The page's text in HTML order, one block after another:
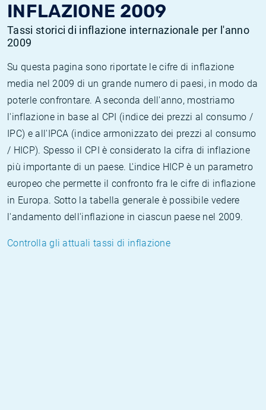
INFLAZIONE 2009
Tassi storici di inflazione internazionale per l'anno
2009
Su questa pagina sono riportate le cifre di inflazione
media nel 2009 di un grande numero di paesi, in modo da
poterle confrontare. A seconda dell'anno, mostriamo
l'inflazione in base al CPI (indice dei prezzi al consumo /
IPC) e all'IPCA (indice armonizzato dei prezzi al consumo
/ HICP). Spesso il CPI è considerato la cifra di inflazione
più importante di un paese. L'indice HICP è un parametro
europeo che permette il confronto fra le cifre di inflazione
in Europa. Sotto la tabella generale è possibile vedere
l'andamento dell'inflazione in ciascun paese nel 2009.
Controlla gli attuali tassi di inflazione